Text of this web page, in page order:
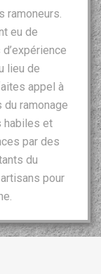
ramoneurs.
eu de
lieu de
appel à
ramonage
habiles et
par des
du
pour